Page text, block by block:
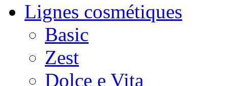
Lignes cosmétiques
Basic
Zest
Dolce e Vita